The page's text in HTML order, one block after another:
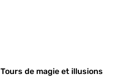
Tours de magie et illusions